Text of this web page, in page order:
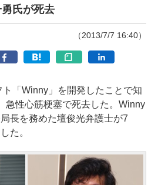
氏が死去
（2013/7/7 16:40）
「Winny」を開発したことで知
急性心筋梗塞で死去した。Winny
長を務めた壇俊光弁護士が7
た。